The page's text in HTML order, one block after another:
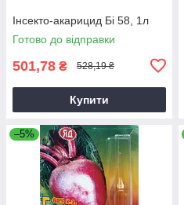
Інсекто-акарицид Бі 58, 1л
Готово до відправки
501,78 ₴ 528,19 ₴
Купити
–5%